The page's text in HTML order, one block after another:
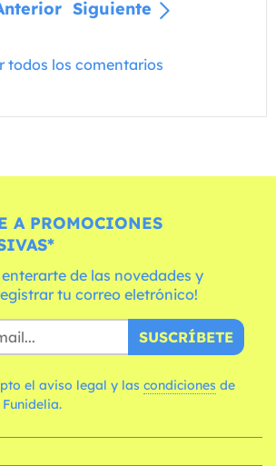
Siguiente
todos los comentarios
A PROMOCIONES
enterarte de las novedades y
tu correo eletrónico!
SUSCRÍBETE
el aviso legal y las condiciones